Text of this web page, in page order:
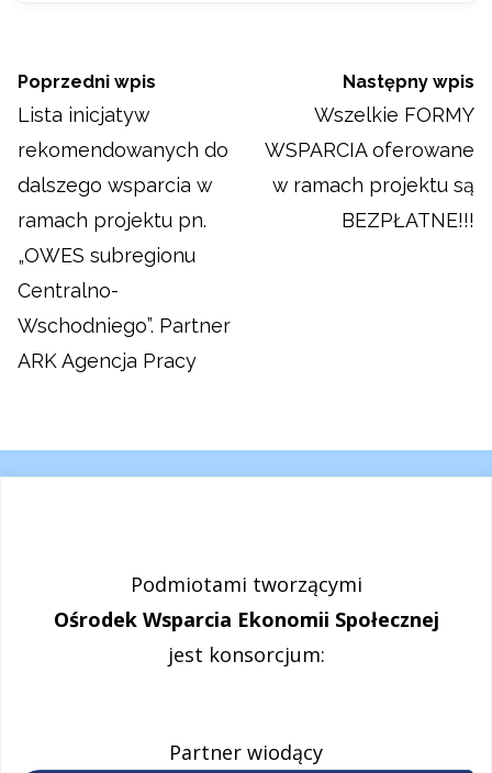
Poprzedni wpis
Lista inicjatyw
rekomendowanych do
dalszego wsparcia w
ramach projektu pn.
„OWES subregionu
Centralno-
Wschodniego”. Partner
ARK Agencja Pracy
Następny wpis
Wszelkie FORMY
WSPARCIA oferowane
w ramach projektu są
BEZPŁATNE!!!
Podmiotami tworzącymi
Ośrodek Wsparcia Ekonomii Społecznej
jest konsorcjum:
Partner wiodący